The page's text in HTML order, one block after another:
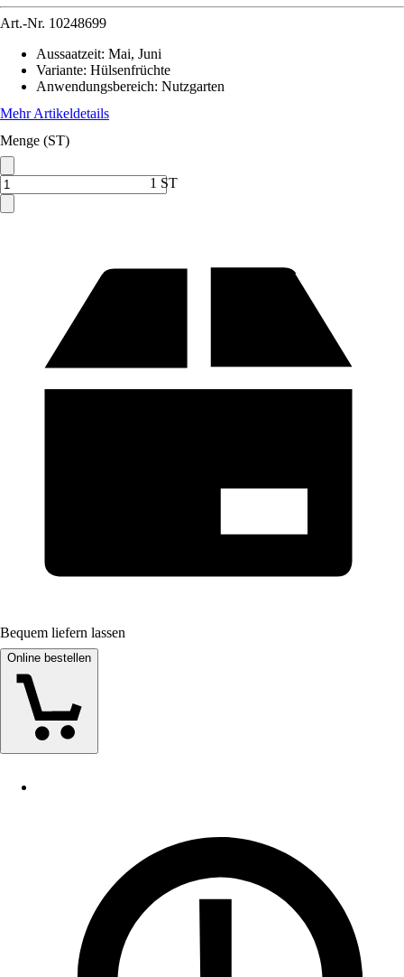
Art.-Nr. 10248699
Aussaatzeit: Mai, Juni
Variante: Hülsenfrüchte
Anwendungsbereich: Nutzgarten
Mehr Artikeldetails
Menge (ST)
1 ST
Bequem liefern lassen
Online bestellen